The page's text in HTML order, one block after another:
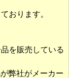
おります。
を販売している
弊社がメーカー